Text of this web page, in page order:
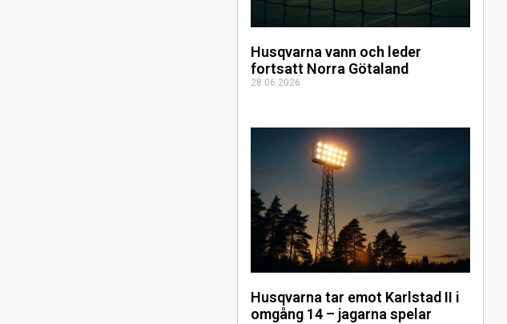
Husqvarna vann och leder
fortsatt Norra Götaland
28.06.2026
Husqvarna tar emot Karlstad II i
omgång 14 – jagarna spelar